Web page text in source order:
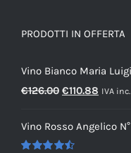
PRODOTTI IN OFFERTA
Vino Bianco Maria
€126.00 Il
originale
era:
€110.88 Il
attuale
IVA inc.
Vino Rosso Angelico